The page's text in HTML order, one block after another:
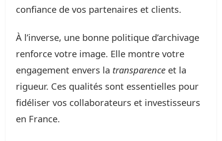
confiance de vos partenaires et clients.
À l’inverse, une bonne politique d’archivage
renforce votre image. Elle montre votre
engagement envers la transparence et la
rigueur. Ces qualités sont essentielles pour
fidéliser vos collaborateurs et investisseurs
en France.